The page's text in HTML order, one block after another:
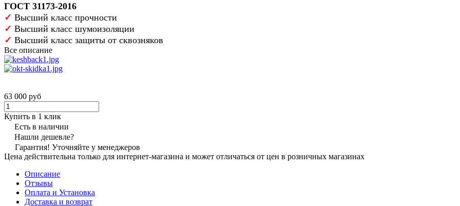
ГОСТ 31173-2016
✓ Высший класс прочности
✓ Высший класс шумоизоляции
✓ Высший класс защиты от сквозняков
Все описание
63 000 руб
Купить в 1 клик
Есть в наличии
Нашли дешевле?
Гарантия! Уточняйте у менеджеров
Цена действительна только для интернет-магазина и может отличаться от цен в розничных магазинах
Описание
Отзывы
Оплата и Установка
Доставка и возврат